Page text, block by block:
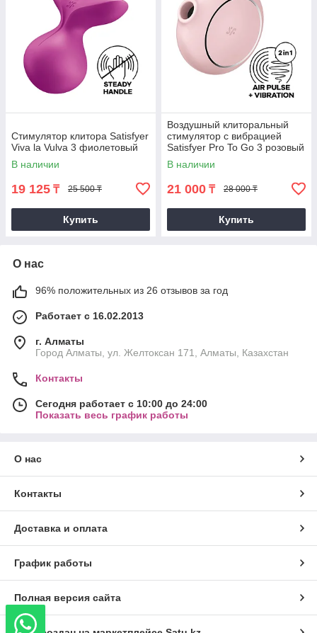
Стимулятор клитора Satisfyer
Viva la Vulva 3 фиолетовый
В наличии
19 125 ₸ 25 500 ₸
Купить
Воздушный клиторальный
стимулятор с вибрацией
Satisfyer Pro To Go 3 розовый
В наличии
21 000 ₸ 28 000 ₸
Купить
О нас
96% положительных из 26 отзывов за год
Работает с 16.02.2013
г. Алматы
Город Алматы, ул. Желтоксан 171, Алматы, Казахстан
Контакты
Сегодня работает с 10:00 до 24:00
Показать весь график работы
О нас
Контакты
Доставка и оплата
График работы
Полная версия сайта